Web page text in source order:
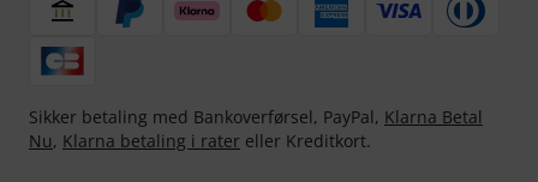
Sikker betaling med Bankoverførsel, PayPal, Klarna Betal
Nu, Klarna betaling i rater eller Kreditkort.